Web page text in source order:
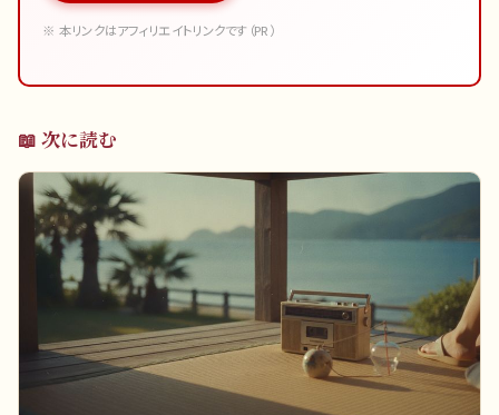
※ 本リンクはアフィリエイトリンクです（PR）
📖 次に読む